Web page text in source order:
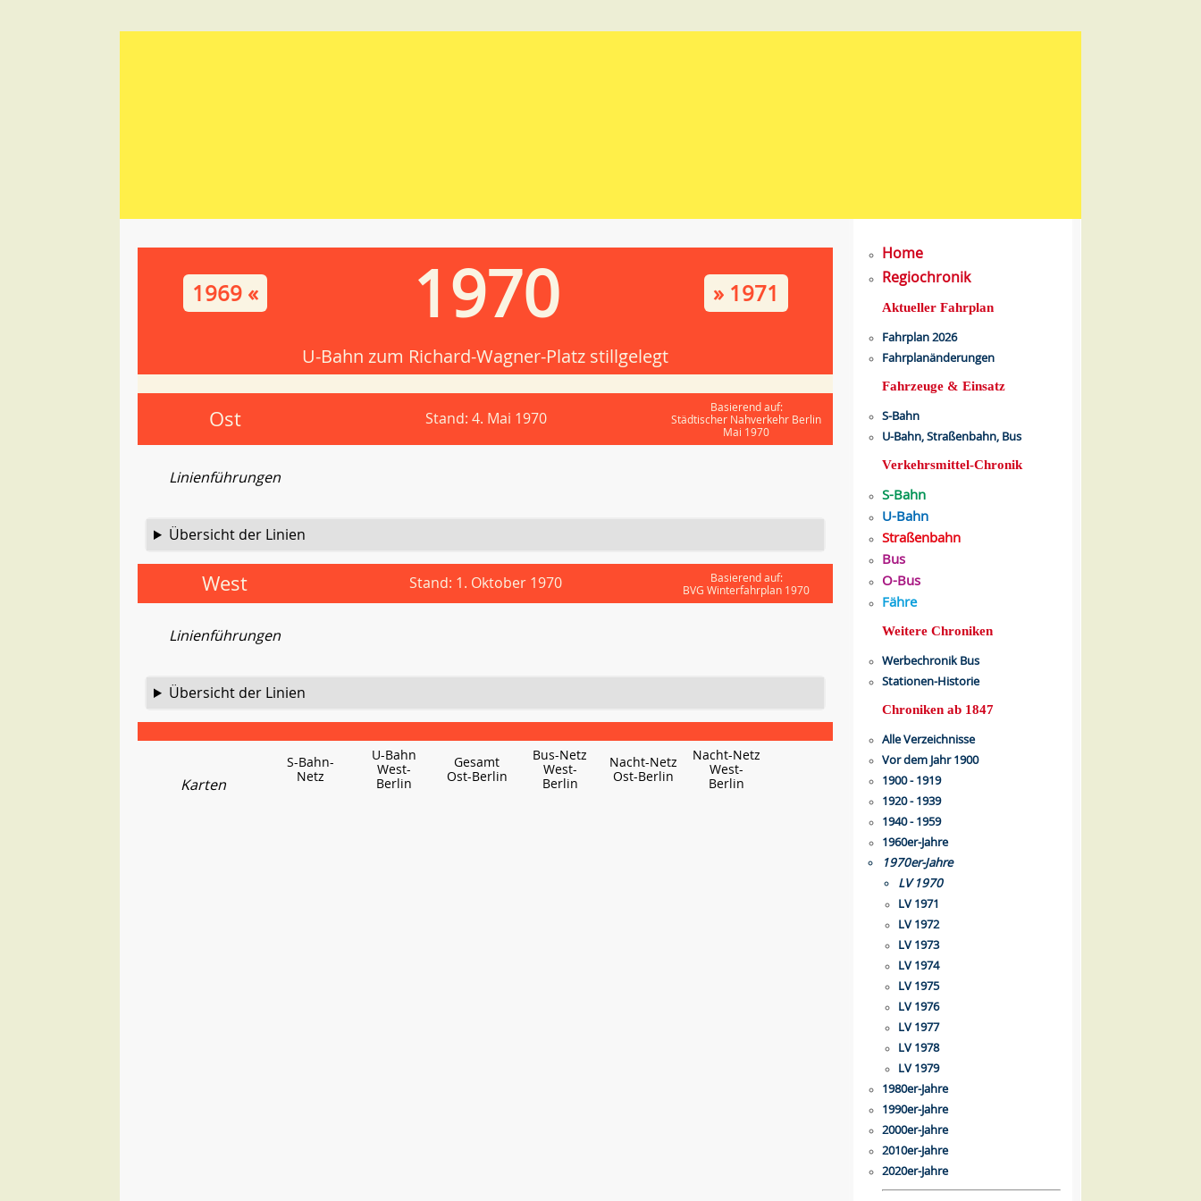
1969 « 1970 » 1971
U-Bahn zum Richard-Wagner-Platz stillgelegt
Ost Stand: 4. Mai 1970
Basierend auf:
Städtischer Nahverkehr Berlin
Mai 1970
Linienführungen
Übersicht der Linien
West Stand: 1. Oktober 1970
Basierend auf:
BVG Winterfahrplan 1970
Linienführungen
Übersicht der Linien
Karten
S-Bahn-
Netz
U-Bahn
West-
Berlin
Gesamt
Ost-Berlin
Bus-Netz
West-
Berlin
Nacht-Netz
Ost-Berlin
Nacht-Netz
West-
Berlin
Home
Regiochronik
Aktueller Fahrplan
Fahrplan 2026
Fahrplanänderungen
Fahrzeuge & Einsatz
S-Bahn
U-Bahn, Straßenbahn, Bus
Verkehrsmittel-Chronik
S-Bahn
U-Bahn
Straßenbahn
Bus
O-Bus
Fähre
Weitere Chroniken
Werbechronik Bus
Stationen-Historie
Chroniken ab 1847
Alle Verzeichnisse
Vor dem Jahr 1900
1900 - 1919
1920 - 1939
1940 - 1959
1960er-Jahre
1970er-Jahre
LV 1970
LV 1971
LV 1972
LV 1973
LV 1974
LV 1975
LV 1976
LV 1977
LV 1978
LV 1979
1980er-Jahre
1990er-Jahre
2000er-Jahre
2010er-Jahre
2020er-Jahre